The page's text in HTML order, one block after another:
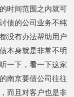
时间范围之内就可
债的公司业务不纯
没有办法帮助用户
本身就是非常不明
一下，看一下这家
南京要债公司往往
而且对客户也是非